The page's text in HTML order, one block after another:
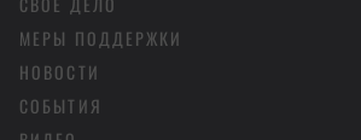
МЕРЫ ПОДДЕРЖКИ
НОВОСТИ
СОБЫТИЯ